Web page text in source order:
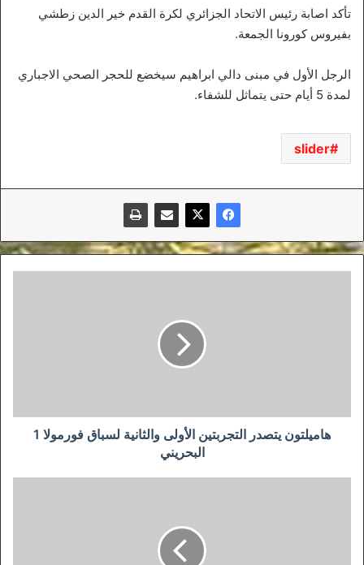
تأكد اصابة رئيس الاتحاد الجزائري لكرة القدم خير الدين زطشي
بفيروس كورونا الجمعة.
الرجل الأول في مبنى دالي ابراهيم سيخضع للحجر الصحي الاجباري
لمدة 5 أيام حتى يتماثل للشفاء.
slider
البحريني
هاميلتون يتصدر التجربتين الأولى والثانية لسباق فورمولا 1
البحريني